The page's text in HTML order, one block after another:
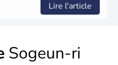
Lire l'article
Sogeun-ri